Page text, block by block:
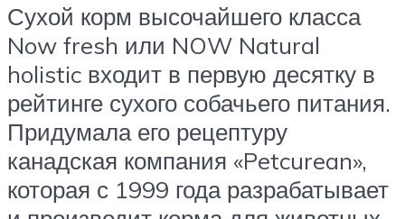
Сухой корм высочайшего класса
Now fresh или NOW Natural
holistic входит в первую десятку в
рейтинге сухого собачьего питания.
Придумала его рецептуру
канадская компания «Petcurean»,
которая с 1999 года разрабатывает